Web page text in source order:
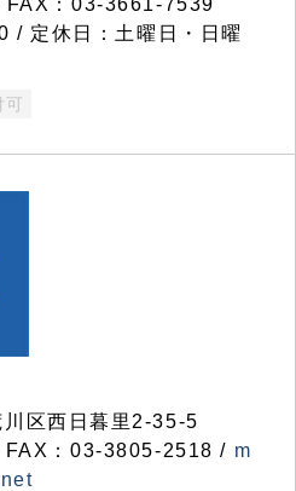
：03-3661-7539
/ 定休日：土曜日・日曜
可
区西日暮里2-35-5
：03-3805-2518 / m